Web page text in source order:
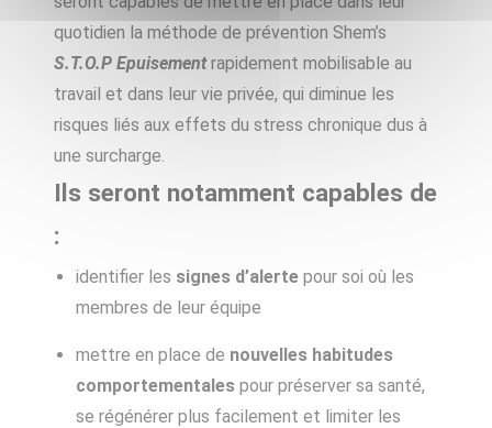
quotidien la méthode de prévention Shem’s
S.T.O.P Epuisement rapidement mobilisable au
travail et dans leur vie privée, qui diminue les
risques liés aux effets du stress chronique dus à
une surcharge.
Ils seront notamment capables de
:
identifier les signes d’alertepour soi où les
membres de leur équipe
mettre en place de nouvelles habitudes
comportementales pour préserver sa santé,
se régénérer plus facilement et limiter les